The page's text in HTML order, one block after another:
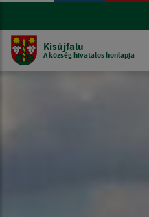
Kisújfalu
A község hivatalos honlapja